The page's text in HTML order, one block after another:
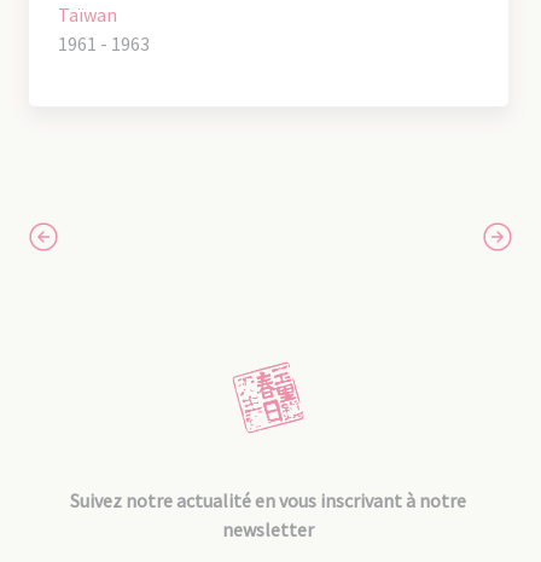
Taïwan
1961 - 1963
Suivez notre actualité en vous inscrivant à notre
newsletter